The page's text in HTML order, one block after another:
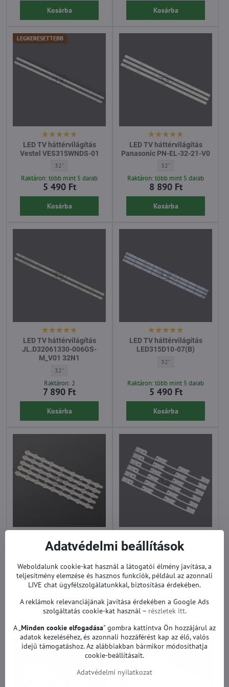
Kosárba Kosárba
LEGKERESETTEBB
LED TV háttérvilágítás
Vestel VES315WNDS-01
LED TV háttérvilágítás Vestel VES315WNDS-01 - Átló:
32"
Raktáron: több mint 5 darab
5 490 Ft
Kosárba
LED TV háttérvilágítás
Panasonic PN-EL-32-21-V0
LED TV háttérvilágítás
32"
Raktáron: több mint 5 darab
8 890 Ft
Kosárba
LED TV háttérvilágítás
JL.D32061330-006GS-
M_V01 32N1
LED TV háttérvilágítás JL.D32061330-006GS-M_V01 32N1 - Átló:
32"
Raktáron: 2
7 890 Ft
Kosárba
LED TV háttérvilágítás
LED315D10-07(B)
LED TV háttérvilágítás
32"
Raktáron: több mint 5 darab
5 490 Ft
Kosárba
LED TV háttérvilágítás
LED TV háttérvilágítás Vestel VES390UNDC-01 - Átló:
39" LED TV háttérvilágítás Vestel VES390UNDC-01 - Átló:
40"
Raktáron: több mint 5 darab
10 290 Ft
Kosárba
LED TV háttérvilágítás
KDL40SS662U
LED TV háttérvilágítás
39" LED TV
40"
Raktáron: 4
13 290 Ft
Kosárba
Adatvédelmi beállítások
Weboldalunk cookie-kat használ a látogatói élmény javítása, a
teljesítmény elemzése és hasznos funkciók, például az azonnali
LIVE chat ügyfélszolgálatunkkal, biztosítása érdekében.
A reklámok relevanciájának javítása érdekében a Google Ads
szolgáltatás cookie-kat használ – részletek itt.
A „Minden cookie elfogadása" gombra kattintva Ön hozzájárul az
adatok kezeléséhez, és azonnali hozzáférést kap az élő, valós
idejű támogatáshoz. Az alábbiakban bármikor módosíthatja
cookie-beállításait.
Adatvédelmi nyilatkozat